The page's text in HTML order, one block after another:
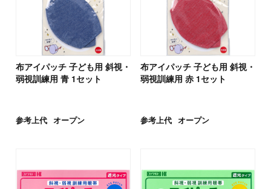
布アイパッチ 子ども用 斜視・
弱視訓練用 青 1セット
参考上代 オープン
布アイパッチ 子ども用 斜視・
弱視訓練用 赤 1セット
参考上代 オープン